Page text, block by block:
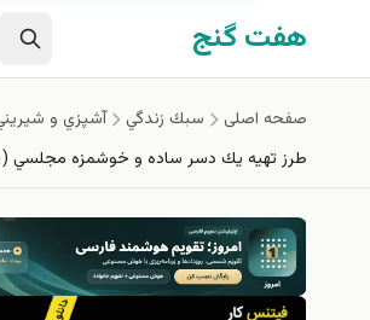
گنج
سبك زندگي
آشپزي و شيريني پزي
يك دسر ساده و خوشمزه مجلسي ( دسر خورده